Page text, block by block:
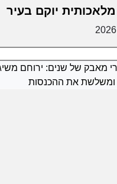
יוקם בעיר